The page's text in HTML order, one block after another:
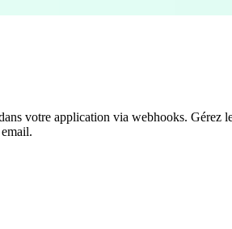
votre application via webhooks. Gérez